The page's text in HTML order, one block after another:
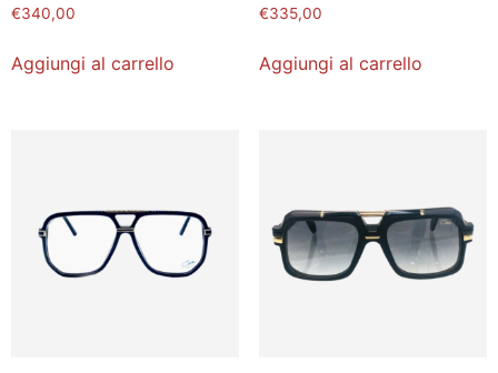
€340,00
Aggiungi al carrello
€335,00
Aggiungi al carrello